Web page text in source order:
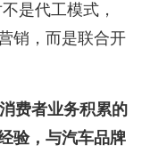
是代工模式，
销，而是联合开
费者业务积累的
验，与汽车品牌